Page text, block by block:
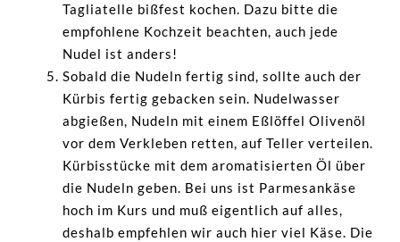
Tagliatelle bißfest kochen. Dazu bitte die
empfohlene Kochzeit beachten, auch jede
Nudel ist anders!
Sobald die Nudeln fertig sind, sollte auch der
Kürbis fertig gebacken sein. Nudelwasser
abgießen, Nudeln mit einem Eßlöffel Olivenöl
vor dem Verkleben retten, auf Teller verteilen.
Kürbisstücke mit dem aromatisierten Öl über
die Nudeln geben. Bei uns ist Parmesankäse
hoch im Kurs und muß eigentlich auf alles,
deshalb empfehlen wir auch hier viel Käse. Die